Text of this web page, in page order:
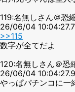
119:名無しさん＠恐
26/06/04
>>115
数字が全てだよ
120:名無しさん＠恐
26/06/04
やっぱパチンコに一